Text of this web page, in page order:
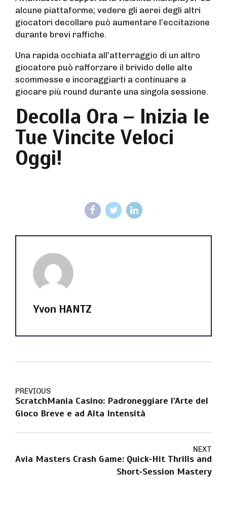
alcune piattaforme; vedere gli aerei degli altri
giocatori decollare può aumentare l’eccitazione
durante brevi raffiche.
Una rapida occhiata all’atterraggio di un altro
giocatore può rafforzare il brivido delle alte
scommesse e incoraggiarti a continuare a
giocare più round durante una singola sessione.
Decolla Ora – Inizia le
Tue Vincite Veloci
Oggi!
Yvon HANTZ
PREVIOUS
ScratchMania Casino: Padroneggiare l'Arte del
Gioco Breve e ad Alta Intensità
NEXT
Avia Masters Crash Game: Quick‑Hit Thrills and
Short‑Session Mastery